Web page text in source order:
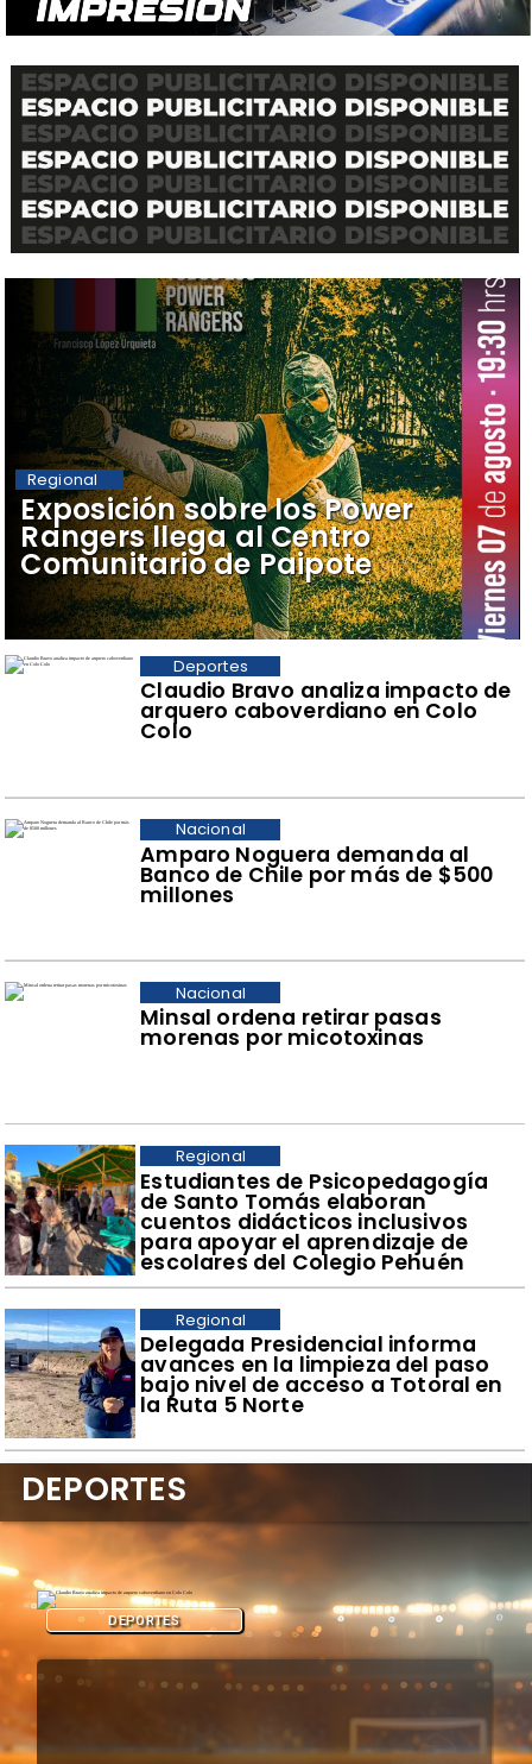
Claudio Bravo analiza impacto de
arquero caboverdiano en Colo
Colo
Deportes
Amparo Noguera demanda al
Banco de Chile por más de $500
millones
Nacional
Minsal ordena retirar pasas
morenas por micotoxinas
Nacional
​Estudiantes de Psicopedagogía
de Santo Tomás elaboran
cuentos didácticos inclusivos
para apoyar el aprendizaje de
escolares del Colegio Pehuén
Regional
​Delegada Presidencial informa
avances en la limpieza del paso
bajo nivel de acceso a Totoral en
la Ruta 5 Norte
Regional
​Exposición sobre los Power
Rangers llega al Centro
Comunitario de Paipote
Regional
DEPORTES
DEPORTES